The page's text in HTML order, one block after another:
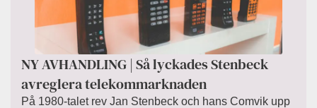
NY AVHANDLING | Så lyckades Stenbeck
avreglera telekommarknaden
På 1980-talet rev Jan Stenbeck och hans Comvik upp